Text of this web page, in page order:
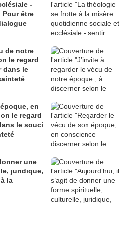
-
Pour être
de notre
le regard
dans le
en
le regard
le souci
une
juridique,
la